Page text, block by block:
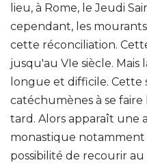
lieu, à Rome, le Jeudi
cependant, les
cette réconciliation.
jusqu'au VIe siècle.
longue et difficile. Cette
catéchumènes à se
tard. Alors apparaît une
monastique notamment
possibilité de recourir